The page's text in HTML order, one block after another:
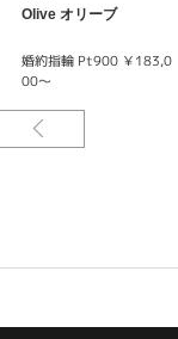
Olive オリーブ
婚約指輪 Pt900 ￥183,0
00～